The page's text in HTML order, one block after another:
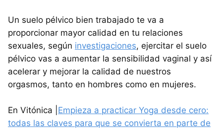
Un suelo pélvico bien trabajado te va a
proporcionar mayor calidad en tu relaciones
sexuales, según investigaciones, ejercitar el suelo
pélvico vas a aumentar la sensibilidad vaginal y así
acelerar y mejorar la calidad de nuestros
orgasmos, tanto en hombres como en mujeres.
En Vitónica | Empieza a practicar Yoga desde cero:
todas las claves para que se convierta en parte de